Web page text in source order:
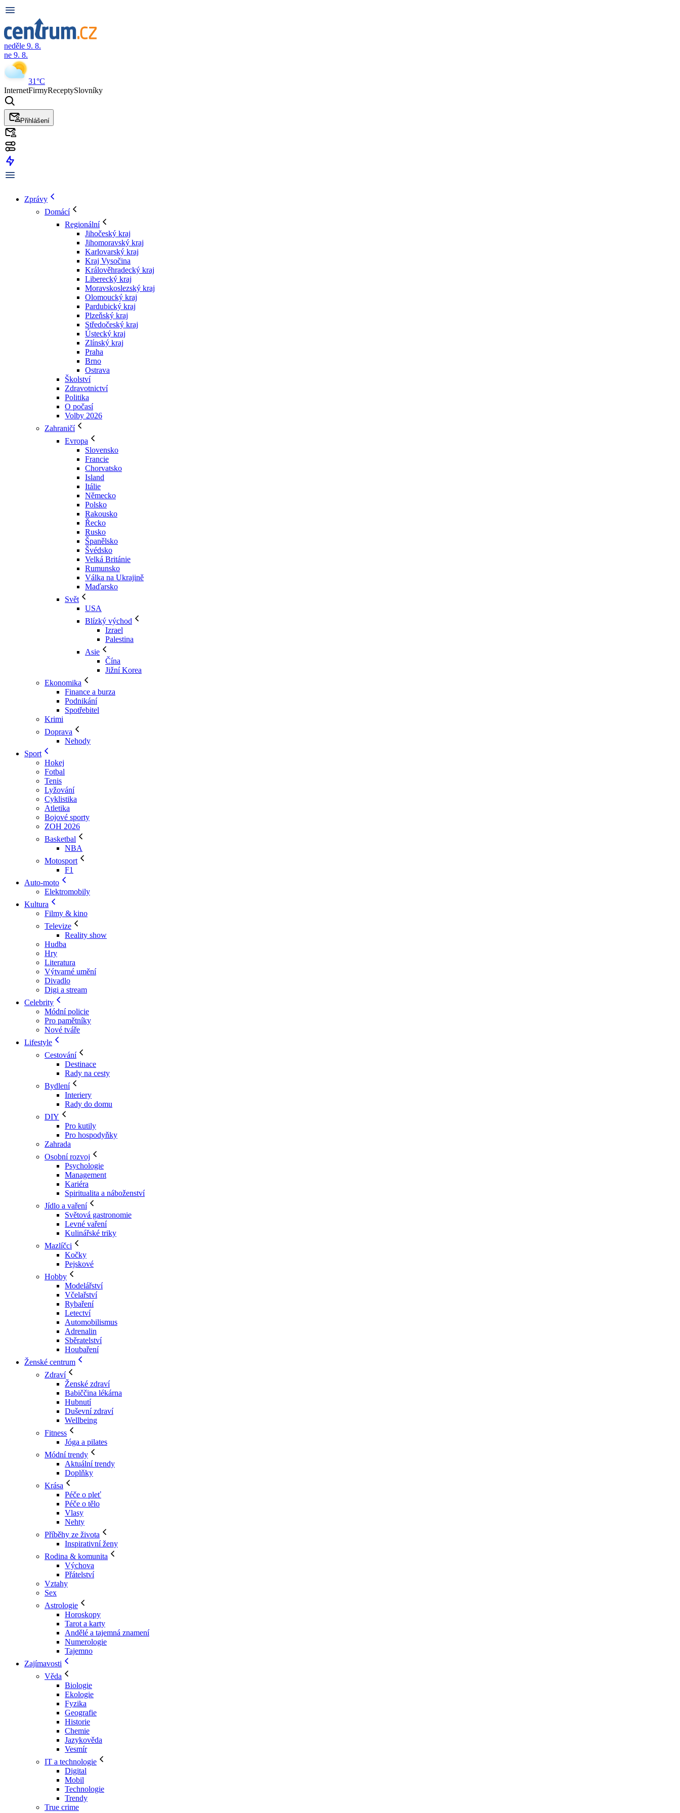
neděle 9. 8.
ne 9. 8.
31°C
InternetFirmyReceptySlovníky
Přihlášení
Zprávy
Domácí
Regionální
Jihočeský kraj
Jihomoravský kraj
Karlovarský kraj
Kraj Vysočina
Králověhradecký kraj
Liberecký kraj
Moravskoslezský kraj
Olomoucký kraj
Pardubický kraj
Plzeňský kraj
Středočeský kraj
Ústecký kraj
Zlínský kraj
Praha
Brno
Ostrava
Školství
Zdravotnictví
Politika
O počasí
Volby 2026
Zahraničí
Evropa
Slovensko
Francie
Chorvatsko
Island
Itálie
Německo
Polsko
Rakousko
Řecko
Rusko
Španělsko
Švédsko
Velká Británie
Rumunsko
Válka na Ukrajině
Maďarsko
Svět
USA
Blízký východ
Izrael
Palestina
Asie
Čína
Jižní Korea
Ekonomika
Finance a burza
Podnikání
Spotřebitel
Krimi
Doprava
Nehody
Sport
Hokej
Fotbal
Tenis
Lyžování
Cyklistika
Atletika
Bojové sporty
ZOH 2026
Basketbal
NBA
Motosport
F1
Auto-moto
Elektromobily
Kultura
Filmy & kino
Televize
Reality show
Hudba
Hry
Literatura
Výtvarné umění
Divadlo
Digi a stream
Celebrity
Módní policie
Pro pamětníky
Nové tváře
Lifestyle
Cestování
Destinace
Rady na cesty
Bydlení
Interiery
Rady do domu
DIY
Pro kutily
Pro hospodyňky
Zahrada
Osobní rozvoj
Psychologie
Management
Kariéra
Spiritualita a náboženství
Jídlo a vaření
Světová gastronomie
Levné vaření
Kulinářské triky
Mazlíčci
Kočky
Pejskové
Hobby
Modelářství
Včelařství
Rybaření
Letectví
Automobilismus
Adrenalin
Sběratelství
Houbaření
Ženské centrum
Zdraví
Ženské zdraví
Babiččina lékárna
Hubnutí
Duševní zdraví
Wellbeing
Fitness
Jóga a pilates
Módní trendy
Aktuální trendy
Doplňky
Krása
Péče o pleť
Péče o tělo
Vlasy
Nehty
Příběhy ze života
Inspirativní ženy
Rodina & komunita
Výchova
Přátelství
Vztahy
Sex
Astrologie
Horoskopy
Tarot a karty
Andělé a tajemná znamení
Numerologie
Tajemno
Zajímavosti
Věda
Biologie
Ekologie
Fyzika
Geografie
Historie
Chemie
Jazykověda
Vesmír
IT a technologie
Digital
Mobil
Technologie
Trendy
True crime